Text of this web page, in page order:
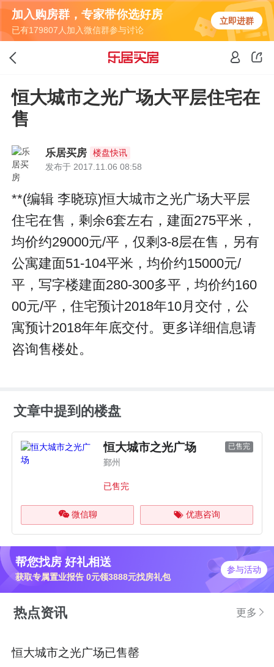
加入购房群，专家带你选好房
已有179807人加入微信群参与讨论
立即进群
恒大城市之光广场大平层住宅在
售
乐居买房
楼盘快讯
发布于 2017.11.06 08:58
**(编辑 李晓琼)恒大城市之光广场大平层
住宅在售，剩余6套左右，建面275平米，
均价约29000元/平，仅剩3-8层在售，另有
公寓建面51-104平米，均价约15000元/
平，写字楼建面280-300多平，均价约160
00元/平，住宅预计2018年10月交付，公
寓预计2018年年底交付。更多详细信息请
咨询售楼处。
文章中提到的楼盘
恒大城市之光广场 已售完
鄞州
已售完
微信聊 优惠咨询
帮您找房 好礼相送
获取专属置业报告 0元领3888元找房礼包
参与活动
热点资讯 更多
恒大城市之光广场已售罄